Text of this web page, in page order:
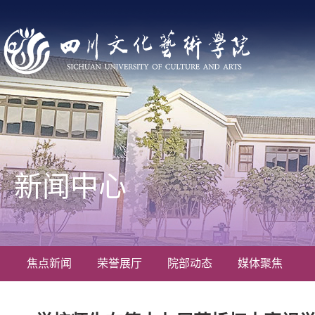
焦点新闻 荣誉展厅 院部动态 媒体聚焦
新闻中心